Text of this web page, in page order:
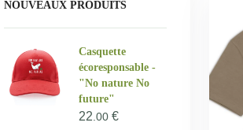
NOUVEAUX PRODUITS
Casquette
écoresponsable -
"No nature No
future"
22 .00 €